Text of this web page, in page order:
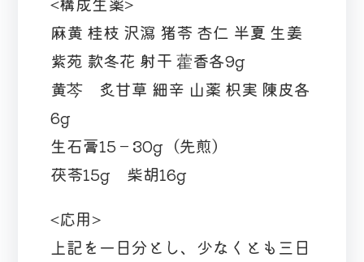
麻黄 桂枝 沢瀉 猪苓 杏仁 半夏 生姜
紫苑 款冬花 射干 藿香各9g
黄芩 炙甘草 細辛 山薬 枳実 陳皮各
6g
生石膏15－30g（先煎）
茯苓15g 柴胡16g
<応用>
上記を一日分とし、少なくとも三日